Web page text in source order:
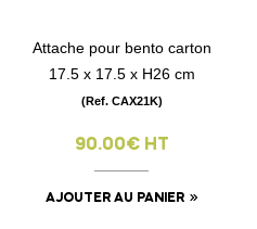
Attache pour bento carton
17.5 x 17.5 x H26 cm
(Ref. CAX21K)
90.00€ HT
AJOUTER AU PANIER